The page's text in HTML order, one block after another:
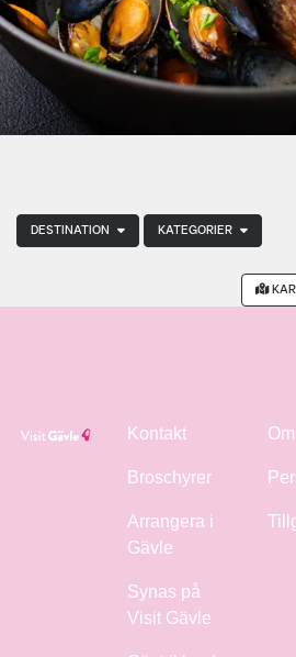
DESTINATION KATEGORIER
Kontakt
Broschyrer
Arrangera i
Gävle
Synas på
Visit Gävle